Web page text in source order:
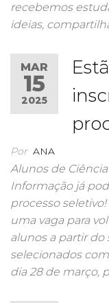
recebemos
ideias,
MAR
15
2025
Por ANA
Alunos de
Informação já
processo
uma vaga para
alunos a partir
selecionados
dia 28 de março,